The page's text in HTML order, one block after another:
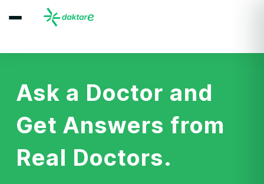
Ask a Doctor and
Get Answers from
Real Doctors.